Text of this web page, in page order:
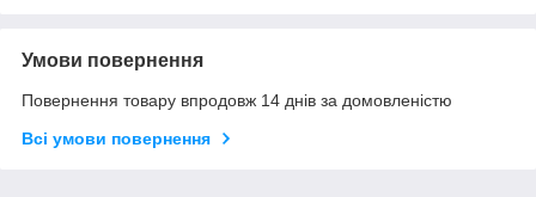
Умови повернення
Повернення товару впродовж 14 днів за домовленістю
Всі умови повернення